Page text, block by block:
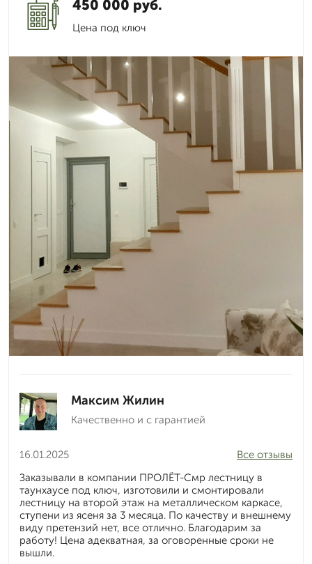
450 000 руб.
Цена под ключ
Максим Жилин
Качественно и с гарантией
16.01.2025
Все отзывы
Заказывали в компании ПРОЛЁТ-Смр лестницу в
таунхаусе под ключ, изготовили и смонтировали
лестницу на второй этаж на металлическом каркасе,
ступени из ясеня за 3 месяца. По качеству и внешнему
виду претензий нет, все отлично. Благодарим за
работу! Цена адекватная, за оговоренные сроки не
вышли.